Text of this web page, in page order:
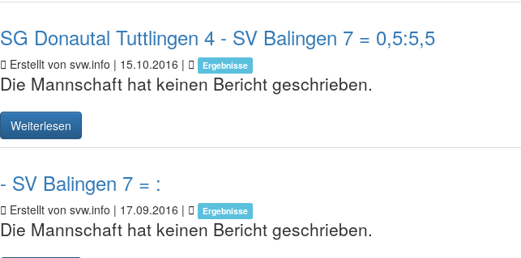
SG Donautal Tuttlingen 4 - SV Balingen 7 = 0,5:5,5
Erstellt von svw.info | 15.10.2016 | Ergebnisse
Die Mannschaft hat keinen Bericht geschrieben.
Weiterlesen
- SV Balingen 7 = :
Erstellt von svw.info | 17.09.2016 | Ergebnisse
Die Mannschaft hat keinen Bericht geschrieben.